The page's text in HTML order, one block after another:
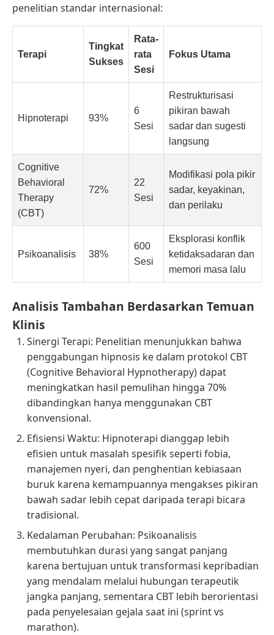
penelitian standar internasional:
Terapi
Tingkat
Sukses
Rata-
rata
Sesi
Fokus Utama
Hipnoterapi 93%
6
Sesi
Restrukturisasi
pikiran bawah
sadar dan sugesti
langsung
Cognitive
Behavioral
Therapy
(CBT)
72%
22
Sesi
Modifikasi pola pikir
sadar, keyakinan,
dan perilaku
Psikoanalisis 38%
600
Sesi
Eksplorasi konflik
ketidaksadaran dan
memori masa lalu
Analisis Tambahan Berdasarkan Temuan
Klinis
Sinergi Terapi: Penelitian menunjukkan bahwa
penggabungan hipnosis ke dalam protokol CBT
(Cognitive Behavioral Hypnotherapy) dapat
meningkatkan hasil pemulihan hingga 70%
dibandingkan hanya menggunakan CBT
konvensional.
Efisiensi Waktu: Hipnoterapi dianggap lebih
efisien untuk masalah spesifik seperti fobia,
manajemen nyeri, dan penghentian kebiasaan
buruk karena kemampuannya mengakses pikiran
bawah sadar lebih cepat daripada terapi bicara
tradisional.
Kedalaman Perubahan: Psikoanalisis
membutuhkan durasi yang sangat panjang
karena bertujuan untuk transformasi kepribadian
yang mendalam melalui hubungan terapeutik
jangka panjang, sementara CBT lebih berorientasi
pada penyelesaian gejala saat ini (sprint vs
marathon).